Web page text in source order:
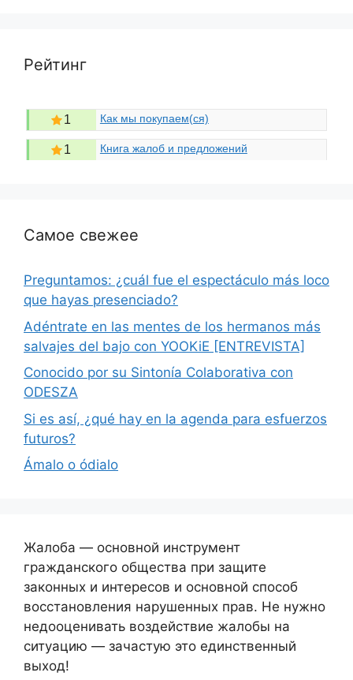
Рейтинг
1 Как мы покупаем(ся)
1 Книга жалоб и предложений
Самое свежее
Preguntamos: ¿cuál fue el espectáculo más loco
que hayas presenciado?
Adéntrate en las mentes de los hermanos más
salvajes del bajo con YOOKiE [ENTREVISTA]
Conocido por su Sintonía Colaborativa con
ODESZA
Si es así, ¿qué hay en la agenda para esfuerzos
futuros?
Ámalo o ódialo
Жалоба — основной инструмент
гражданского общества при защите
законных и интересов и основной способ
восстановления нарушенных прав. Не нужно
недооценивать воздействие жалобы на
ситуацию — зачастую это единственный
выход!